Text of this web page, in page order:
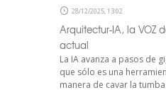
28/12/2025, 13:02
Arquitectur-IA, la VOZ
actual
La IA avanza a pasos de
que sólo es una
manera de cavar la